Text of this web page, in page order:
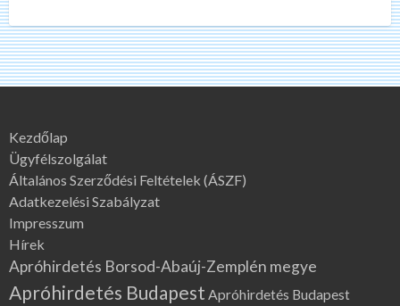
Kezdőlap
Ügyfélszolgálat
Általános Szerződési Feltételek (ÁSZF)
Adatkezelési Szabályzat
Impresszum
Hírek
Apróhirdetés Borsod-Abaúj-Zemplén megye
Apróhirdetés Budapest Apróhirdetés Budapest